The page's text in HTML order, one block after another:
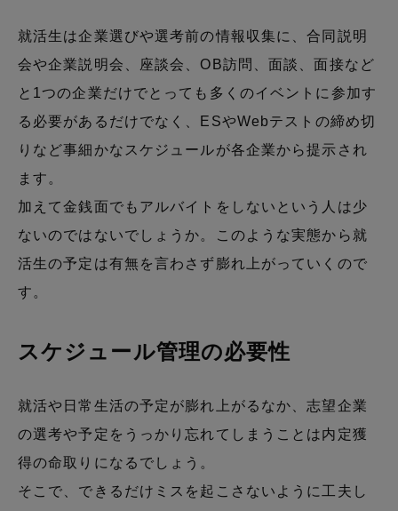
就活生は企業選びや選考前の情報収集に、合同説明
会や企業説明会、座談会、OB訪問、面談、面接など
と1つの企業だけでとっても多くのイベントに参加す
る必要があるだけでなく、ESやWebテストの締め切
りなど事細かなスケジュールが各企業から提示され
ます。
加えて金銭面でもアルバイトをしないという人は少
ないのではないでしょうか。このような実態から就
活生の予定は有無を言わさず膨れ上がっていくので
す。
スケジュール管理の必要性
就活や日常生活の予定が膨れ上がるなか、志望企業
の選考や予定をうっかり忘れてしまうことは内定獲
得の命取りになるでしょう。
そこで、できるだけミスを起こさないように工夫し